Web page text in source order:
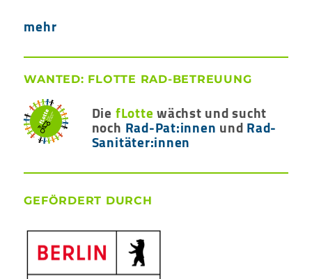
mehr
WANTED: FLOTTE RAD-BETREUUNG
DiefLottewächst und sucht
noch Rad-Pat:innenundRad-
Sanitäter:innen
GEFÖRDERT DURCH